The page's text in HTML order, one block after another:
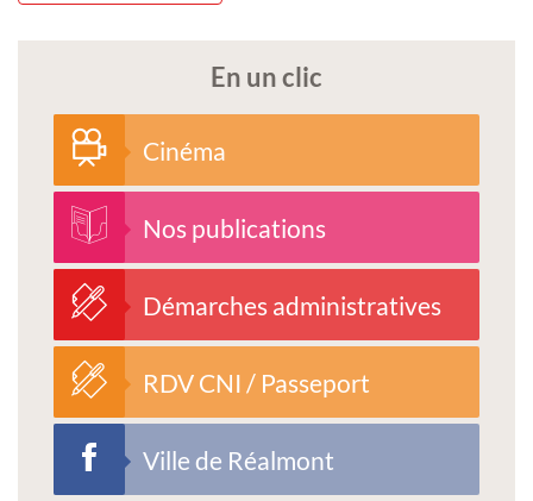
En un clic
Cinéma
Nos publications
Démarches administratives
RDV CNI / Passeport
Ville de Réalmont